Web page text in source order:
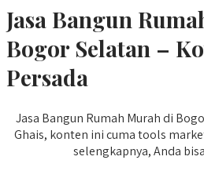
Jasa Bangun
Bogor Selatan –
Persada
Jasa Bangun Rumah Murah di
Ghais, konten ini cuma tools
selengkapnya, Anda bisa